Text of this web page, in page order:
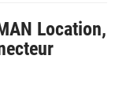
Location,